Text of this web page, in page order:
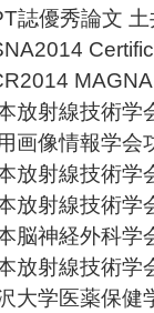
誌優秀論文
放射線技術学
画像情報学会
放射線技術学
放射線技術学
脳神経外科学
放射線技術学
大学医薬保健